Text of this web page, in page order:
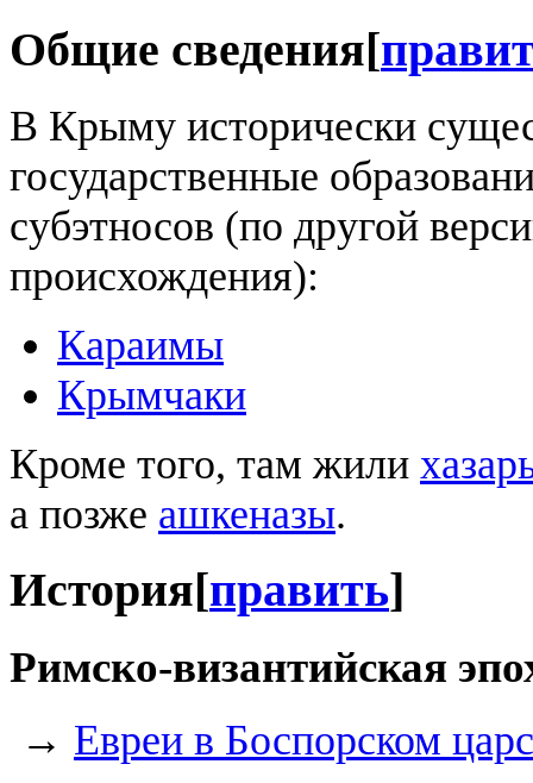
Общие сведения[
В Крыму исторически
государственные
субэтносов (по другой
происхождения):
Караимы
Крымчаки
Кроме того, там жили
а позже ашкеназы.
История[править]
Римско-византийская
→ Евреи в Боспорском